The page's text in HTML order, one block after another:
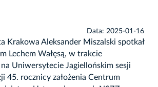
Data: 2025-01-16
Krakowa Aleksander Miszalski spotkał
Lechem Wałęsą, w trakcie
Uniwersytecie Jagiellońskim sesji
45. rocznicy założenia Centrum